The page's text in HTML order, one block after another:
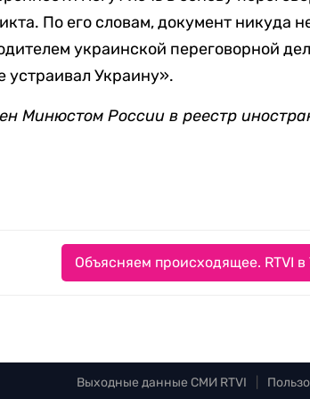
По его словам, документ никуда
украинской переговорной
устраивал Украину».
Минюстом России в реестр
Объясняем происходящее. RTVI в
Выходные данные СМИ RTVI